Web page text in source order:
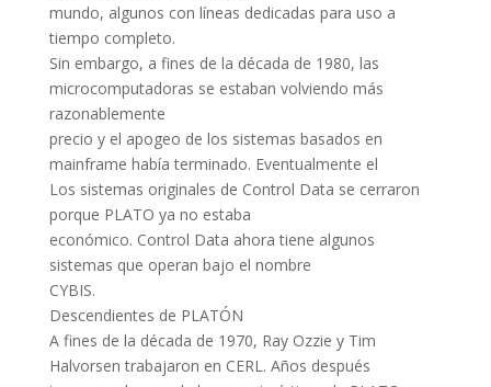
mundo, algunos con líneas dedicadas para uso a
tiempo completo.
Sin embargo, a fines de la década de 1980, las
microcomputadoras se estaban volviendo más
razonablemente
precio y el apogeo de los sistemas basados ​​en
mainframe había terminado. Eventualmente el
Los sistemas originales de Control Data se cerraron
porque PLATO ya no estaba
económico. Control Data ahora tiene algunos
sistemas que operan bajo el nombre
CYBIS.
Descendientes de PLATÓN
A fines de la década de 1970, Ray Ozzie y Tim
Halvorsen trabajaron en CERL. Años después